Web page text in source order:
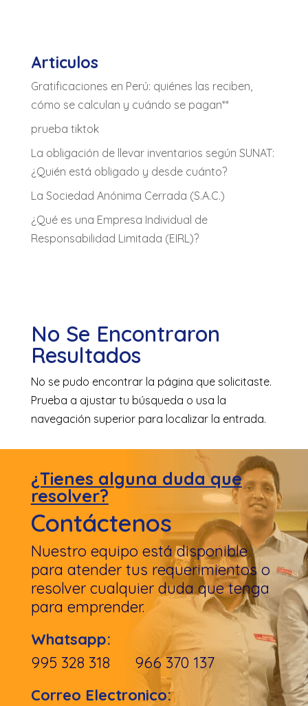
Articulos
Gratificaciones en Perú: quiénes las reciben,
cómo se calculan y cuándo se pagan**
prueba tiktok
La obligación de llevar inventarios según SUNAT:
¿Quién está obligado y desde cuánto?
La Sociedad Anónima Cerrada (S.A.C.)
¿Qué es una Empresa Individual de
Responsabilidad Limitada (EIRL)?
No Se Encontraron
Resultados
No se pudo encontrar la página que solicitaste.
Prueba a ajustar tu búsqueda o usa la
navegación superior para localizar la entrada.
¿Tienes alguna duda que
resolver?
Contáctenos
Nuestro equipo está disponible
para atender tus requerimientos o
resolver cualquier duda que tenga
para emprender.
Whatsapp:
995 328 318 966 370 137
Correo Electronico: